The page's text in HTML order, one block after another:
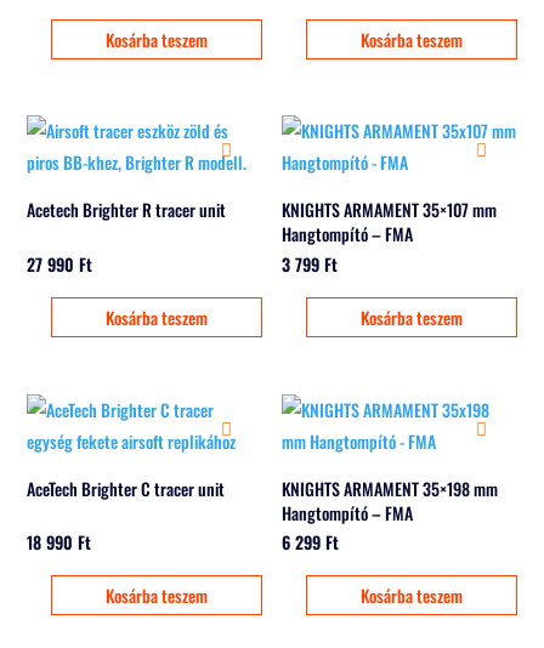
Kosárba teszem Kosárba teszem
Acetech Brighter R tracer unit
27 990Ft
Kosárba teszem
KNIGHTS ARMAMENT 35×107 mm
Hangtompító – FMA
3 799Ft
Kosárba teszem
AceTech Brighter C tracer unit
18 990Ft
Kosárba teszem
KNIGHTS ARMAMENT 35×198 mm
Hangtompító – FMA
6 299Ft
Kosárba teszem